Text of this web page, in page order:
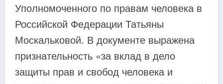
Уполномоченного по правам человека в
Российской Федерации Татьяны
Москальковой. В документе выражена
признательность «за вклад в дело
защиты прав и свобод человека и